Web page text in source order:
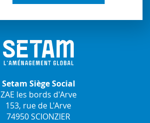
Setam Siège Social
ZAE les bords d'Arve
153, rue de L'Arve
74950 SCIONZIER